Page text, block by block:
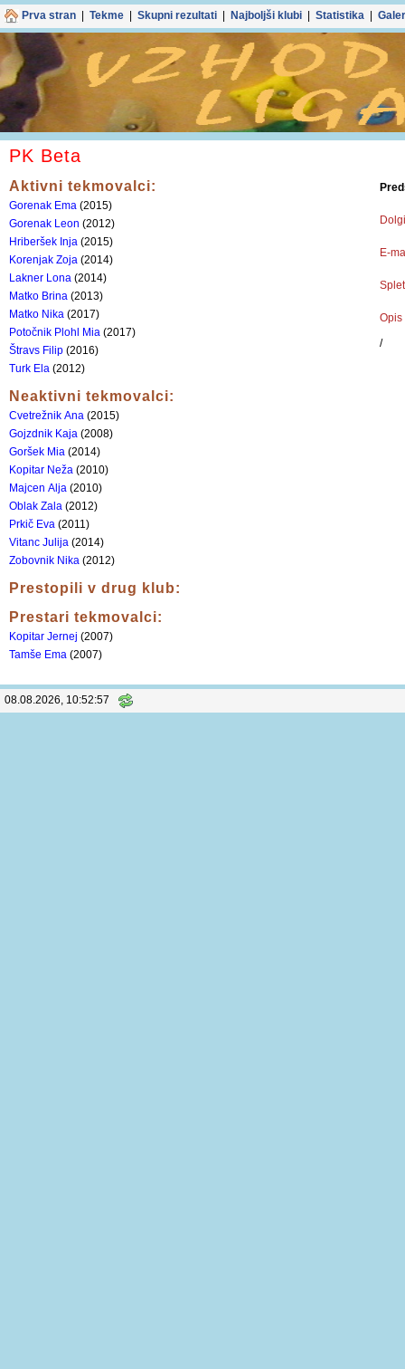
Prva stran Tekme Skupni rezultati Najboljši klubi Statistika
PK Beta
Aktivni tekmovalci:
Gorenak Ema (2015)
Gorenak Leon (2012)
Hriberšek Inja (2015)
Korenjak Zoja (2014)
Lakner Lona (2014)
Matko Brina (2013)
Matko Nika (2017)
Potočnik Plohl Mia (2017)
Štravs Filip (2016)
Turk Ela (2012)
Neaktivni tekmovalci:
Cvetrežnik Ana (2015)
Gojzdnik Kaja (2008)
Goršek Mia (2014)
Kopitar Neža (2010)
Majcen Alja (2010)
Oblak Zala (2012)
Prkič Eva (2011)
Vitanc Julija (2014)
Zobovnik Nika (2012)
Prestopili v drug klub:
Prestari tekmovalci:
Kopitar Jernej (2007)
Tamše Ema (2007)
E-
Opis
/
08.08.2026, 10:52:58